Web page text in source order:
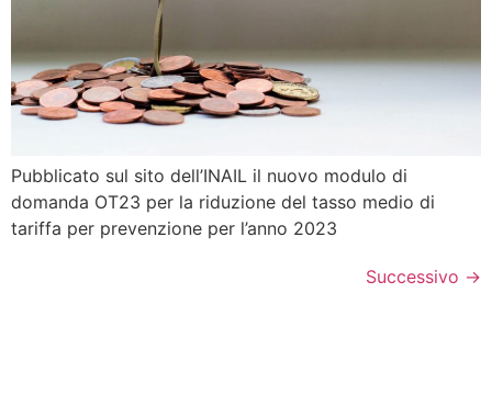
Pubblicato sul sito dell’INAIL il nuovo modulo di
domanda OT23 per la riduzione del tasso medio di
tariffa per prevenzione per l’anno 2023
Successivo →